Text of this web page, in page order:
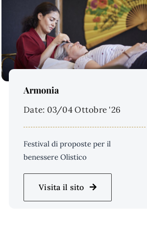
Armonia
Date: 03/04 Ottobre '26
Festival di proposte per il
benessere Olistico
Visita il sito